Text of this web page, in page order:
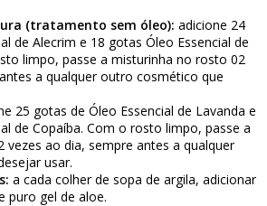
(tratamento sem óleo): adicione 24
de Alecrim e 18 gotas Óleo Essencial de
limpo, passe a misturinha no rosto 02
a qualquer outro cosmético que
25 gotas de Óleo Essencial de Lavanda e
de Copaíba. Com o rosto limpo, passe a
ao dia, sempre antes a qualquer
usar.
a cada colher de sopa de argila, adicionar
puro gel de aloe.